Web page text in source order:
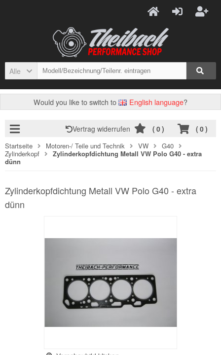
Alle
Would you like to switch to English language?
( 0)
Vertrag widerrufen ( 0)
Startseite Motoren-/ Teile und Technik VW
G40
Zylinderkopf
Zylinderkopfdichtung Metall VW Polo G40 - extra
dünn
Zylinderkopfdichtung Metall VW Polo G40 - extra
dünn